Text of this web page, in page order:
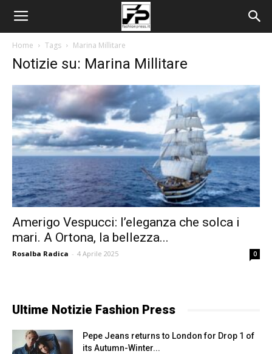
Home Tags Marina Millitare
Notizie su: Marina Millitare
Amerigo Vespucci: l’eleganza che solca i
mari. A Ortona, la bellezza...
Rosalba Radica - 4 Aprile 2025 0
Ultime Notizie Fashion Press
Pepe Jeans returns to London for Drop 1 of
its Autumn-Winter...